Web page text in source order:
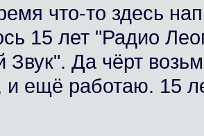
что-то здесь
15 лет "Радио
Звук". Да чёрт
и ещё работаю. 15